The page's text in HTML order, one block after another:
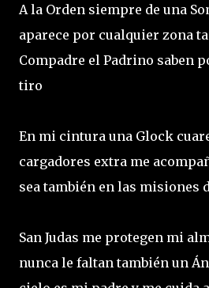
A la Orden siempre de una
aparece por cualquier zona
Compadre el Padrino saben
tiro
En mi cintura una Glock
cargadores extra me
sea también en las misiones
San Judas me protegen mi
nunca le faltan también un